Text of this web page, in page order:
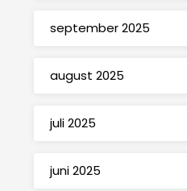
september 2025
august 2025
juli 2025
juni 2025